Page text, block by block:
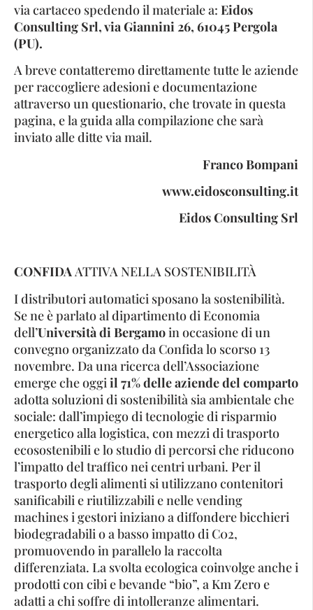
via cartaceo spedendo il materiale a: Eidos
Consulting Srl, via Giannini 26, 61045 Pergola
(PU).
A breve contatteremo direttamente tutte le aziende
per raccogliere adesioni e documentazione
attraverso un questionario, che trovate in questa
pagina, e la guida alla compilazione che sarà
inviato alle ditte via mail.
Franco Bompani
www.eidosconsulting.it
Eidos Consulting Srl
CONFIDAATTIVA NELLA SOSTENIBILITÀ
I distributori automatici sposano la sostenibilità.
Se ne è parlato al dipartimento di Economia
dell’Università di Bergamoin occasione di un
convegno organizzato da Confida lo scorso 13
novembre. Da una ricerca dell’Associazione
emerge che oggi il 71% delle aziende del comparto
adotta soluzioni di sostenibilità sia ambientale che
sociale: dall’impiego di tecnologie di risparmio
energetico alla logistica, con mezzi di trasporto
ecosostenibili e lo studio di percorsi che riducono
l’impatto del traffico nei centri urbani. Per il
trasporto degli alimenti si utilizzano contenitori
sanificabili e riutilizzabili e nelle vending
machines i gestori iniziano a diffondere bicchieri
biodegradabili o a basso impatto di C02,
promuovendo in parallelo la raccolta
differenziata. La svolta ecologica coinvolge anche i
prodotti con cibi e bevande “bio”, a Km Zero e
adatti a chi soffre di intolleranze alimentari.